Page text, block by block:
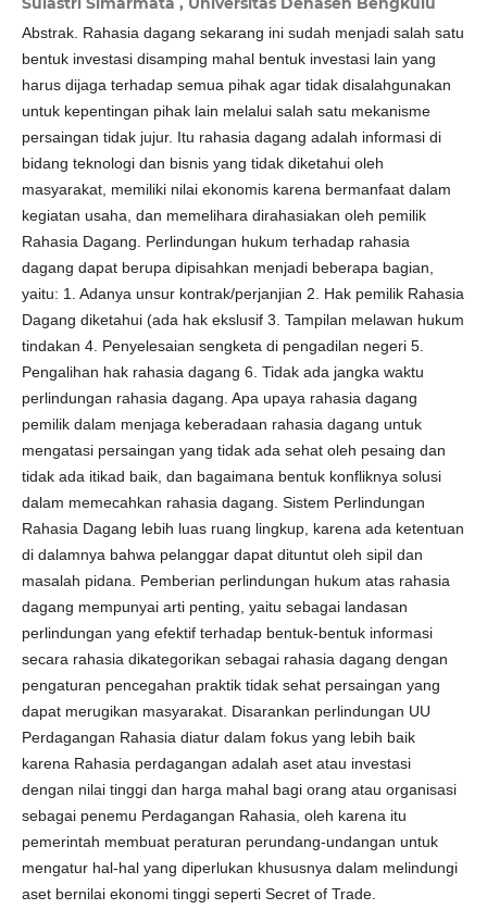
Abstrak. Rahasia dagang sekarang ini sudah menjadi salah satu
bentuk investasi disamping mahal bentuk investasi lain yang
harus dijaga terhadap semua pihak agar tidak disalahgunakan
untuk kepentingan pihak lain melalui salah satu mekanisme
persaingan tidak jujur. Itu rahasia dagang adalah informasi di
bidang teknologi dan bisnis yang tidak diketahui oleh
masyarakat, memiliki nilai ekonomis karena bermanfaat dalam
kegiatan usaha, dan memelihara dirahasiakan oleh pemilik
Rahasia Dagang. Perlindungan hukum terhadap rahasia
dagang dapat berupa dipisahkan menjadi beberapa bagian,
yaitu: 1. Adanya unsur kontrak/perjanjian 2. Hak pemilik Rahasia
Dagang diketahui (ada hak ekslusif 3. Tampilan melawan hukum
tindakan 4. Penyelesaian sengketa di pengadilan negeri 5.
Pengalihan hak rahasia dagang 6. Tidak ada jangka waktu
perlindungan rahasia dagang. Apa upaya rahasia dagang
pemilik dalam menjaga keberadaan rahasia dagang untuk
mengatasi persaingan yang tidak ada sehat oleh pesaing dan
tidak ada itikad baik, dan bagaimana bentuk konfliknya solusi
dalam memecahkan rahasia dagang. Sistem Perlindungan
Rahasia Dagang lebih luas ruang lingkup, karena ada ketentuan
di dalamnya bahwa pelanggar dapat dituntut oleh sipil dan
masalah pidana. Pemberian perlindungan hukum atas rahasia
dagang mempunyai arti penting, yaitu sebagai landasan
perlindungan yang efektif terhadap bentuk-bentuk informasi
secara rahasia dikategorikan sebagai rahasia dagang dengan
pengaturan pencegahan praktik tidak sehat persaingan yang
dapat merugikan masyarakat. Disarankan perlindungan UU
Perdagangan Rahasia diatur dalam fokus yang lebih baik
karena Rahasia perdagangan adalah aset atau investasi
dengan nilai tinggi dan harga mahal bagi orang atau organisasi
sebagai penemu Perdagangan Rahasia, oleh karena itu
pemerintah membuat peraturan perundang-undangan untuk
mengatur hal-hal yang diperlukan khususnya dalam melindungi
aset bernilai ekonomi tinggi seperti Secret of Trade.